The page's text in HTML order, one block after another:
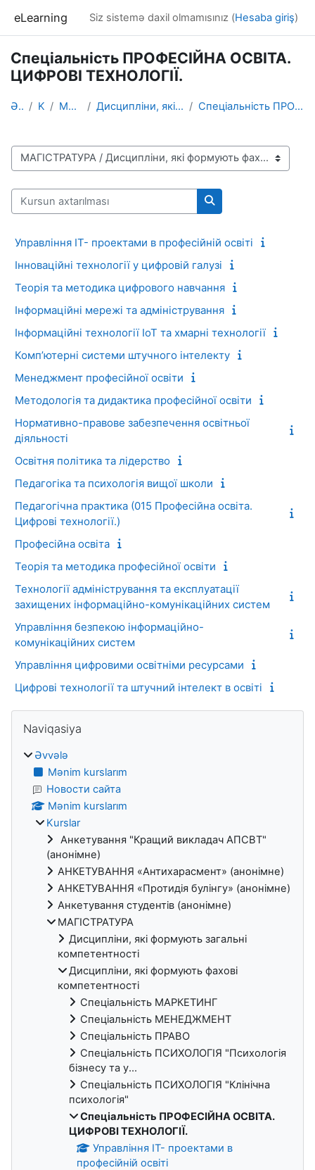
eLearning Siz sistemə daxil olmamısınız (Hesaba giriş)
Спеціальність ПРОФЕСІЙНА ОСВІТА.
ЦИФРОВІ ТЕХНОЛОГІЇ.
Əvvələ Kurslar МАГІСТРАТУРА Дисципліни, які формують фахові компетентності Спеціальність ПРОФЕСІЙНА ОСВІТА. ЦИФРОВІ ТЕХНОЛОГІЇ.
Kurs kateqoriyaları
Kursun axtarılması
Kursun axtarılması
Управління ІТ- проектами в професійній освіті
Інноваційні технології у цифровій галузі
Теорія та методика цифрового навчання
Інформаційні мережі та адміністрування
Інформаційні технології IoT та хмарні технології
Комп’ютерні системи штучного інтелекту
Менеджмент професійної освіти
Методологія та дидактика професійної освіти
Нормативно-правове забезпечення освітньої
діяльності
Освітня політика та лідерство
Педагогіка та психологія вищої школи
Педагогічна практика (015 Професійна освіта.
Цифрові технології.)
Професійна освіта
Теорія та методика професійної освіти
Технології адміністрування та експлуатації
захищених інформаційно-комунікаційних систем
Управління безпекою інформаційно-
комунікаційних систем
Управління цифровими освітніми ресурсами
Цифрові технології та штучний інтелект в освіті
Bloklar
Naviqasiya
Əvvələ
Mənim kurslarım
Новости сайта
Mənim kurslarım
Kurslar
Анкетування "Кращий викладач АПСВТ"
(анонімне)
АНКЕТУВАННЯ «Антихарасмент» (анонімне)
АНКЕТУВАННЯ «Протидія булінгу» (анонімне)
Анкетування студентів (анонімне)
МАГІСТРАТУРА
Дисципліни, які формують загальні
компетентності
Дисципліни, які формують фахові
компетентності
Спеціальність МАРКЕТИНГ
Спеціальність МЕНЕДЖМЕНТ
Спеціальність ПРАВО
Спеціальність ПСИХОЛОГІЯ "Психологія
бізнесу та у...
Спеціальність ПСИХОЛОГІЯ "Клінічна
психологія"
Спеціальність ПРОФЕСІЙНА ОСВІТА.
ЦИФРОВІ ТЕХНОЛОГІЇ.
Управління ІТ- проектами в
професійній освіті